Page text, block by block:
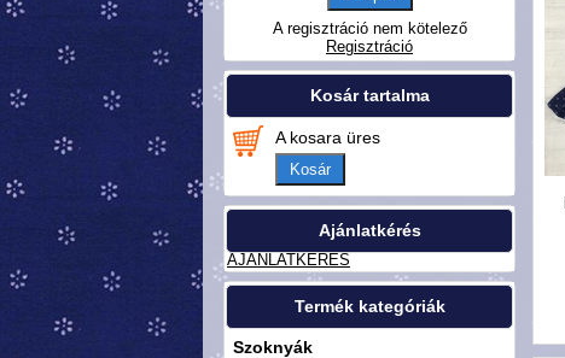
A regisztráció nem kötelező
Regisztráció
Kosár tartalma
A kosara üres
Kosár
Ajánlatkérés
AJÁNLATKÉRÉS
Termék kategóriák
Szoknyák